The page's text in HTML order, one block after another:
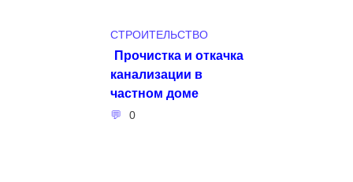
СТРОИТЕЛЬСТВО
Прочистка и откачка
канализации в
частном доме
0